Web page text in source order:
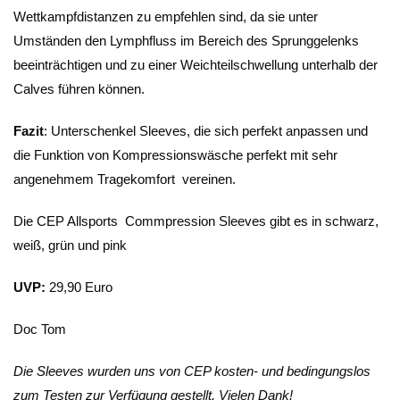
Wettkampfdistanzen zu empfehlen sind, da sie unter
Umständen den Lymphfluss im Bereich des Sprunggelenks
beeinträchtigen und zu einer Weichteilschwellung unterhalb der
Calves führen können.
Fazit: Unterschenkel Sleeves, die sich perfekt anpassen und
die Funktion von Kompressionswäsche perfekt mit sehr
angenehmem Tragekomfort vereinen.
Die CEP Allsports Commpression Sleeves gibt es in schwarz,
weiß, grün und pink
UVP: 29,90 Euro
Doc Tom
Die Sleeves wurden uns von CEP kosten- und bedingungslos
zum Testen zur Verfügung gestellt. Vielen Dank!